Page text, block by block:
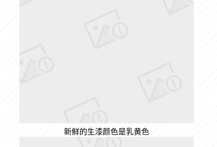
新鲜的生漆颜色是乳黄色